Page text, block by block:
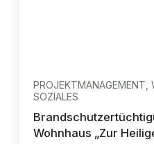
PROJEKTMANAGEMENT,
SOZIALES
Wohnhaus „Zur